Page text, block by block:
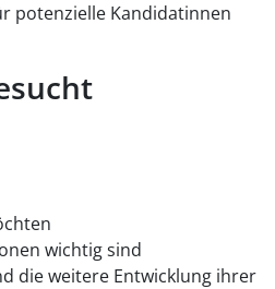
potenzielle Kandidatinnen
wichtig sind
die weitere Entwicklung ihrer